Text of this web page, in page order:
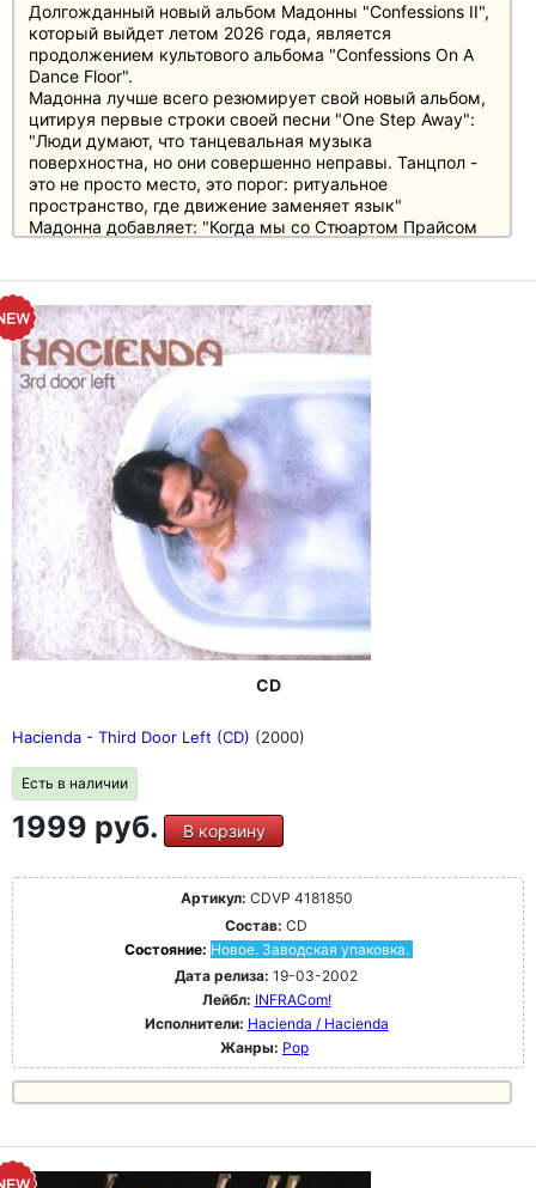
Долгожданный новый альбом Мадонны "Confessions II",
который выйдет летом 2026 года, является
продолжением культового альбома "Confessions On A
Dance Floor".
Мадонна лучше всего резюмирует свой новый альбом,
цитируя первые строки своей песни "One Step Away":
"Люди думают, что танцевальная музыка
поверхностна, но они совершенно неправы. Танцпол -
это не просто место, это порог: ритуальное
пространство, где движение заменяет язык"
Мадонна добавляет: "Когда мы со Стюартом Прайсом
своими телами. Эти вещи мы делаем уже тысячи лет -
это действительно духовные практики. В конце концов,
танцпол - это ритуальное пространство. Это место, где
вы соединяетесь - со своими ранами, со своей
хрупкостью. Ворон - это искусство. Оно заключается в
том, чтобы расширить свои границы и соединиться с
сообществом единомышленников.
Звук, свет и вибрация меняют наше восприятие и
вводят нас в состояние, подобное трансу. Мы не просто
слышим повторение баса, мы его чувствуем.
Наше сознание меняется, эго и время растворяются"
Давайте признаем: нон-стоп микс альбома, изданного
на розовом виниле, просто неотразим. Он поставляется
в желтой обложке, с фотовкладышем и эксклюзивным
двухсторонним постером.
CD
Hacienda - Third Door Left (CD) (2000)
Есть в наличии
1999 руб. В корзину
Артикул: CDVP 4181850
Состав: CD
Состояние: Новое. Заводская упаковка.
Дата релиза: 19-03-2002
Лейбл: INFRACom!
Исполнители: Hacienda / Hacienda
Жанры: Pop